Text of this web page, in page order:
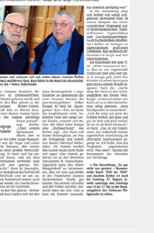
Info
Kultur